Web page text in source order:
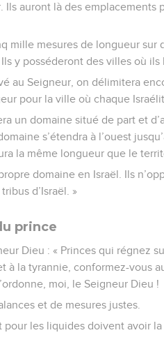
auront là des emplacements
mille mesures de longueur
y posséderont des villes où ils
au Seigneur, on délimitera
pour la ville où chaque
un domaine situé de part et
s’étendra à l’ouest
la même longueur que le
domaine en Israël. Ils
d’Israël. »
prince
Dieu : « Princes qui régnez
à la tyrannie, conformez-vous
moi, le Seigneur Dieu !
et de mesures justes.
pour les liquides doivent avoir